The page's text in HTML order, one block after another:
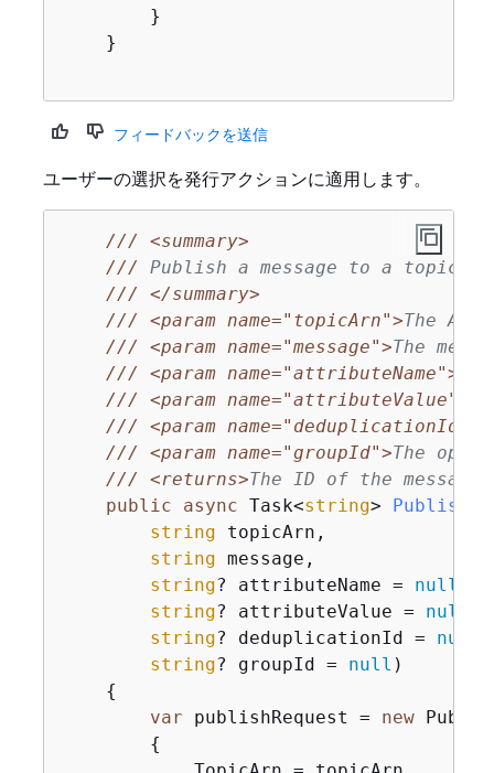
        }
    }
フィードバックを送信
ユーザーの選択を発行アクションに適用します。
///
<summary>
/// Publish a message to a topic
///
</summary>
///
<param name="topicArn">The
///
<param name="message">The
///
<param name="attributeName">
///
<param name="attributeValue">
///
<param name="deduplicationId">
///
<param name="groupId">The
///
<returns>The ID of the
public
async Task<string>
string topicArn,
string message,
string? attributeName = null
string? attributeValue = null
string? deduplicationId = null
string? groupId = null )
{
var publishRequest = new
{